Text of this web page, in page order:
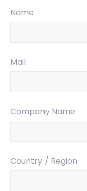
Name
Mail
Company Name
Country / Region